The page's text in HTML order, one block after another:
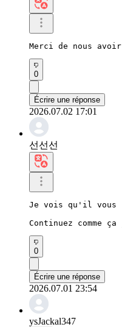
Merci de nous
0
Écrire une réponse
2026.07.02 17:01
선선선
Je vois qu'il vous
Continuez comme
0
Écrire une réponse
2026.07.01 23:54
ysJackal347